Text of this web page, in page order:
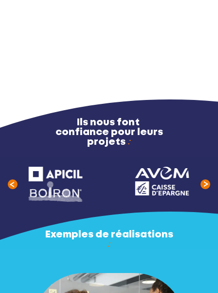
Ils nous font
confiance pour leurs
projets
Previous
Exemples de réalisations